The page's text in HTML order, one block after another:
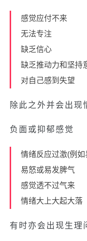
感觉应付不来
无法专注
缺乏信心
缺乏推动力和坚持
对自己感到失望
除此之外并会出现
负面或抑郁感觉
情绪反应过激(例
易怒或易发脾气
感觉透不过气来
情绪大上大起大落
有时亦会出现生理